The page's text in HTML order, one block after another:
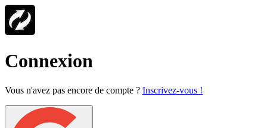
Connexion
Vous n'avez pas encore de compte ? Inscrivez-vous !